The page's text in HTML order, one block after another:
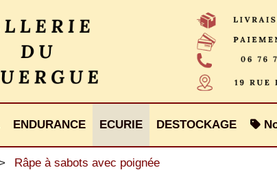
ENDURANCE ECURIE DESTOCKAGE
Râpe à sabots avec poignée